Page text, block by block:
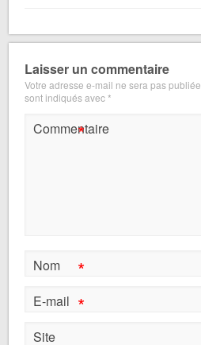
Laisser un commentaire
Votre adresse e-mail ne sera pas publiée.
sont indiqués avec*
Commentaire
*
Nom *
E-mail *
Site